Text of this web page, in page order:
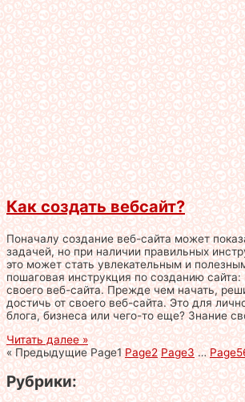
Как создать вебсайт?
Поначалу создание веб-сайта может
задачей, но при наличии правильных
это может стать увлекательным и
пошаговая инструкция по созданию
своего веб-сайта. Прежде чем начать,
достичь от своего веб-сайта. Это для
блога, бизнеса или чего-то еще? Знание
Читать далее »
« Предыдущие Page1 Page2 Page3 … Page
Рубрики: